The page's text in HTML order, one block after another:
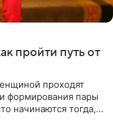
пройти путь от
проходят
формирования пары
начинаются тогда,